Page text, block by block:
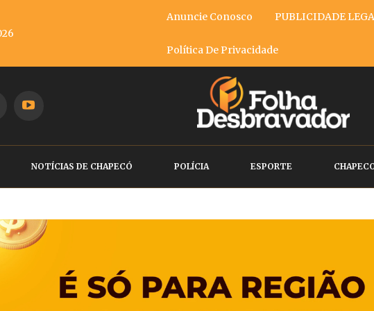
Anuncie Conosco PUBLICIDADE
Política De Privacidade
NOTÍCIAS DE CHAPECÓ POLÍCIA ESPORTE
desafia o Vasco, no